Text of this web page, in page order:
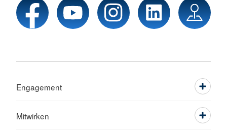
Engagement
Mitwirken